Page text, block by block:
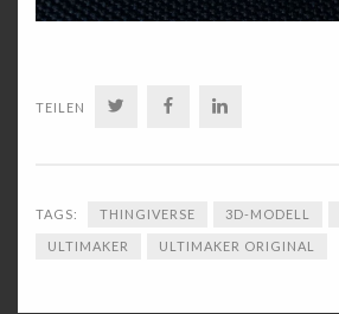
TEILEN TWITTERFACEBOOK
TAGS: THINGIVERSE 3D-MODELL
ULTIMAKER ULTIMAKER ORIGINAL